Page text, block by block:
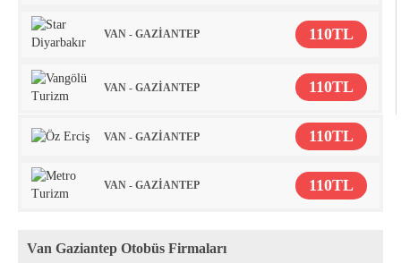
VAN - GAZİANTEP 110TL
VAN - GAZİANTEP 110TL
VAN - GAZİANTEP 110TL
VAN - GAZİANTEP 110TL
Van Gaziantep Otobüs Firmaları